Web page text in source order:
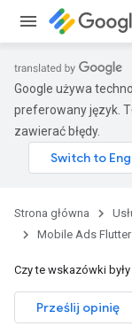
Google używa
preferowany język.
zawierać błędy.
Strona główna
Mobile Ads Flutter
Czy te wskazówki
Prześlij opinię